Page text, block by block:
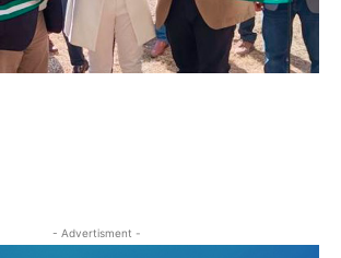
- Advertisment -